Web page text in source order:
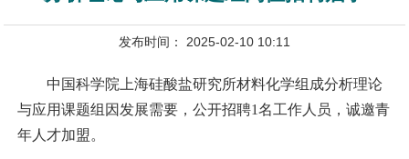
发布时间： 2025-02-10 10:11
中国科学院上海硅酸盐研究所材料化学组成分析理论
与应用课题组因发展需要，公开招聘1名工作人员，诚邀青
年人才加盟。